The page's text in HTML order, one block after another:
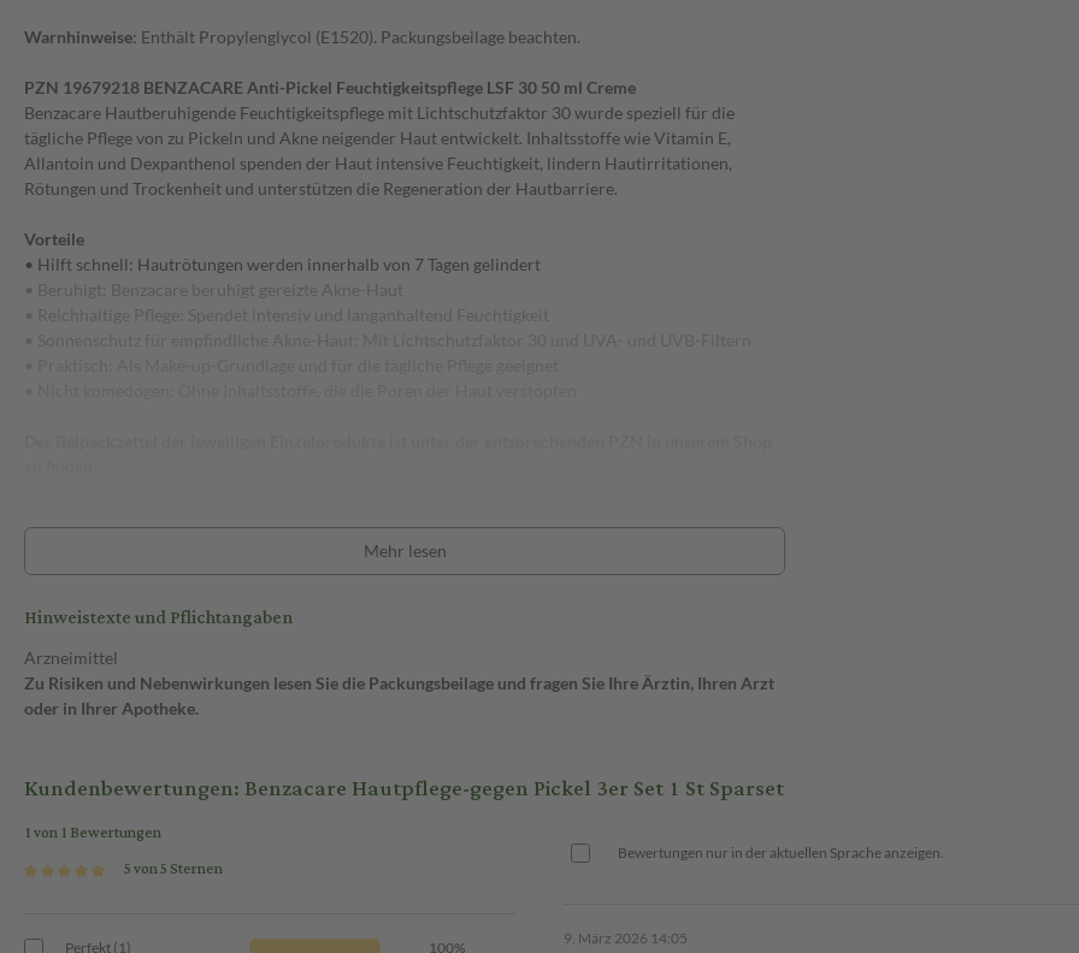
Warnhinweise: Enthält Propylenglycol (E1520). Packungsbeilage beachten.
PZN 19679218 BENZACARE Anti-Pickel Feuchtigkeitspflege LSF 30 50 ml Creme
Benzacare Hautberuhigende Feuchtigkeitspflege mit Lichtschutzfaktor 30 wurde speziell für die
tägliche Pflege von zu Pickeln und Akne neigender Haut entwickelt. Inhaltsstoffe wie Vitamin E,
Allantoin und Dexpanthenol spenden der Haut intensive Feuchtigkeit, lindern Hautirritationen,
Rötungen und Trockenheit und unterstützen die Regeneration der Hautbarriere.
Vorteile
• Hilft schnell: Hautrötungen werden innerhalb von 7 Tagen gelindert
• Beruhigt: Benzacare beruhigt gereizte Akne-Haut
Mehr lesen
Hinweistexte und Pflichtangaben
Arzneimittel
Zu Risiken und Nebenwirkungen lesen Sie die Packungsbeilage und fragen Sie Ihre Ärztin, Ihren Arzt
oder in Ihrer Apotheke.
Kundenbewertungen: Benzacare Hautpflege-gegen Pickel 3er Set 1 St Sparset
1 von 1 Bewertungen
5 von 5 Sternen
Perfekt (1) 100%
Bewertungen nur in der aktuellen Sprache anzeigen.
9. März 2026 14:05